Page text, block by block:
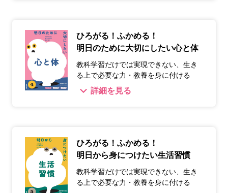
ひろがる！ふかめる！
明日のために大切にしたい心と体
教科学習だけでは実現できない、生き
る上で必要な力・教養を身に付ける
詳細を見る
ひろがる！ふかめる！
明日から身につけたい生活習慣
教科学習だけでは実現できない、生き
る上で必要な力・教養を身に付ける